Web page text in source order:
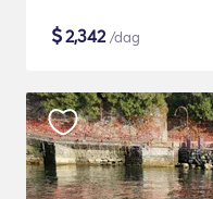
$2,342/dag